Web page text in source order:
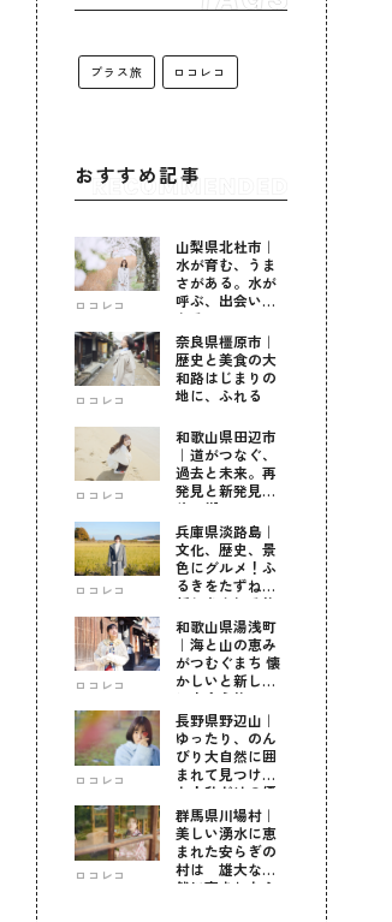
プラス旅 ロコレコ
おすすめ記事
ロコレコ
山梨県北杜市｜
水が育む、うま
さがある。水が
呼ぶ、出会いが
ある。
ロコレコ
奈良県橿原市｜
歴史と美食の大
和路はじまりの
地に、ふれる
ロコレコ
和歌山県田辺市
｜道がつなぐ、
過去と未来。再
発見と新発見の
待つ街へ
ロコレコ
兵庫県淡路島｜
文化、歴史、景
色にグルメ！ふ
るきをたずねて
新しきを知る旅
ロコレコ
和歌山県湯浅町
｜海と山の恵み
がつむぐまち 懐
かしいと新しい
に出会う旅
ロコレコ
長野県野辺山｜
ゆったり、のん
びり大自然に囲
まれて見つけ
た！私だけの優
しい自分時間
ロコレコ
群馬県川場村｜
美しい湧水に恵
まれた安らぎの
村は 雄大な自
然に育まれた心